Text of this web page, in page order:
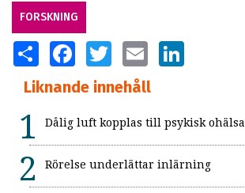
FORSKNING
SHARE FACEBOOKTWITTER EMAIL
Liknande innehåll
Dålig luft kopplas till psykisk ohälsa
Rörelse underlättar inlärning